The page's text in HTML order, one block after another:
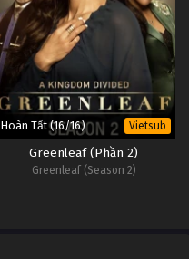
Hoàn Tất (16/16) Vietsub
Greenleaf (Phần 2)
Greenleaf (Season 2)